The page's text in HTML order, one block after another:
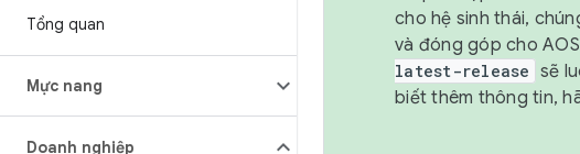
Tổng quan
Mực nang
Doanh nghiệp
cho hệ sinh thái,
và đóng góp cho
latest-release sẽ
biết thêm thông tin,